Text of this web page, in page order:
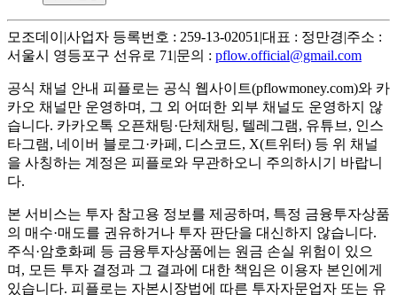
모조데이 |사업자 등록번호 : 259-13-02051 |대표 : 정만경|주소 :
서울시 영등포구 선유로 71 |문의 : pflow.official@gmail.com
공식 채널 안내 피플로는 공식 웹사이트(pflowmoney.com)와 카
카오 채널만 운영하며, 그 외 어떠한 외부 채널도 운영하지 않
습니다. 카카오톡 오픈채팅·단체채팅, 텔레그램, 유튜브, 인스
타그램, 네이버 블로그·카페, 디스코드, X(트위터) 등 위 채널
을 사칭하는 계정은 피플로와 무관하오니 주의하시기 바랍니
다.
본 서비스는 투자 참고용 정보를 제공하며, 특정 금융투자상품
의 매수·매도를 권유하거나 투자 판단을 대신하지 않습니다.
주식·암호화폐 등 금융투자상품에는 원금 손실 위험이 있으
며, 모든 투자 결정과 그 결과에 대한 책임은 이용자 본인에게
있습니다. 피플로는 자본시장법에 따른 투자자문업자 또는 유